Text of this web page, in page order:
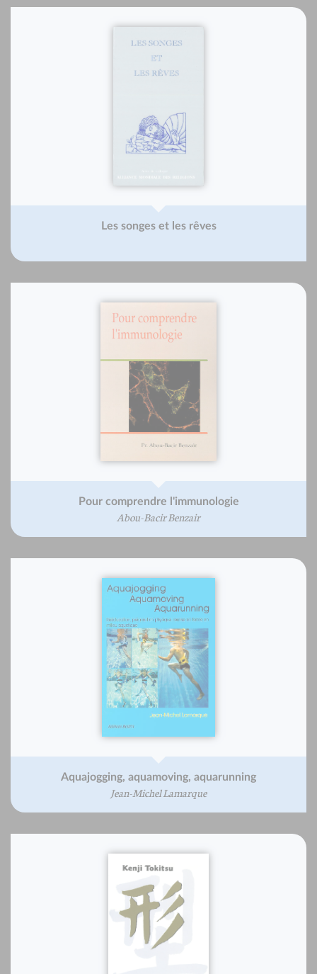
Les songes et les rêves
Pour comprendre l'immunologie
Abou-Bacir Benzair
Aquajogging, aquamoving, aquarunning
Jean-Michel Lamarque